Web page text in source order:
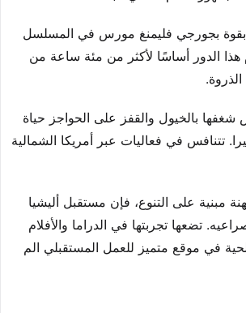
بقوة بجورجي فليمنغ مورس في المسلسل
هذا الدور أساسًا لأكثر من مئة ساعة من
بالخيول والقفز على الحواجز حياة
تتنافس في فعاليات عبر أمريكا الشمالية
مبنية على التنوع، فإن مستقبل أليشيا
تضعها تجربتها في الدراما والأفلام
في موقع متميز للعمل المستقبلي الم